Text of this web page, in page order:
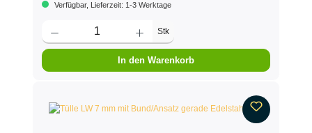
Verfügbar, Lieferzeit: 1-3 Werktage
Stk
In den Warenkorb